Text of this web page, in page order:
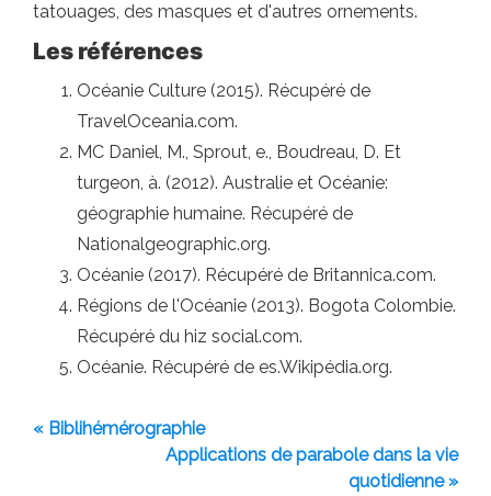
tatouages, des masques et d'autres ornements.
Les références
Océanie Culture (2015). Récupéré de
TravelOceania.com.
MC Daniel, M., Sprout, e., Boudreau, D. Et
turgeon, à. (2012). Australie et Océanie:
géographie humaine. Récupéré de
Nationalgeographic.org.
Océanie (2017). Récupéré de Britannica.com.
Régions de l'Océanie (2013). Bogota Colombie.
Récupéré du hiz social.com.
Océanie. Récupéré de es.Wikipédia.org.
« Biblihémérographie
Applications de parabole dans la vie
quotidienne »